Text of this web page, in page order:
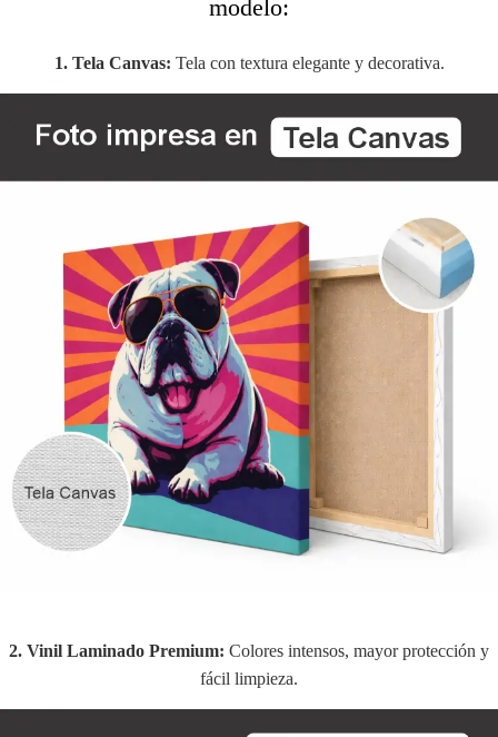
modelo:
1. Tela Canvas: Tela con textura elegante y decorativa.
2. Vinil Laminado Premium: Colores intensos, mayor protección y
fácil limpieza.